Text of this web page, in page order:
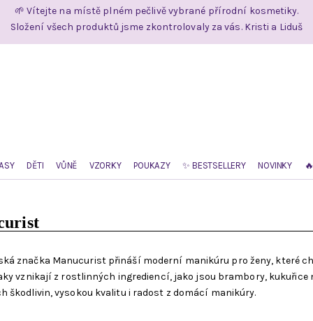
🌱 Vítejte na místě plném pečlivě vybrané přírodní kosmetiky.
Složení všech produktů jsme zkontrolovaly za vás. Kristi a Liduš
DĚTI VŮNĚ VZORKY POUKAZY ✨ BESTSELLERY NOVINKY
značka Manucurist přináší moderní manikúru pro ženy, které
vznikají z rostlinných ingrediencí, jako jsou brambory,
škodlivin, vysokou kvalitu i radost z domácí manikúry.